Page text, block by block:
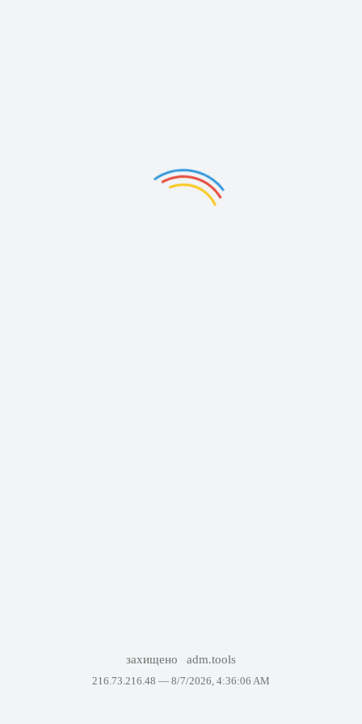
захищено adm.tools
216.73.216.48 — 8/7/2026, 4:36:06 AM